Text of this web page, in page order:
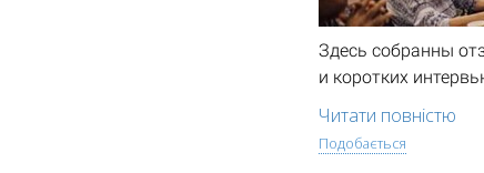
Здесь собранны
и коротких
Читати повністю
Подобається